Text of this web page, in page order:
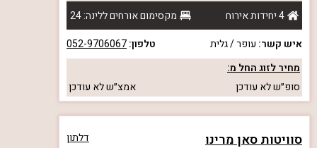
4 יחידות אירוח
מקסימום אורחים ללינה: 24
איש קשר: עופר / גלית טלפון:052-9706067
מחיר לזוג החל מ:
סופ״שלא עודכן אמצ״שלא עודכן
סוויטות סאן מרינו דלתון